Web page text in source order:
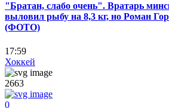
"Братан, слабо очень". Вратарь
выловил рыбу на 8,3 кг, но Роман
(ФОТО)
17:59
Хоккей
2663
0